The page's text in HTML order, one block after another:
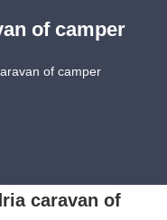
of camper
of camper
caravan of